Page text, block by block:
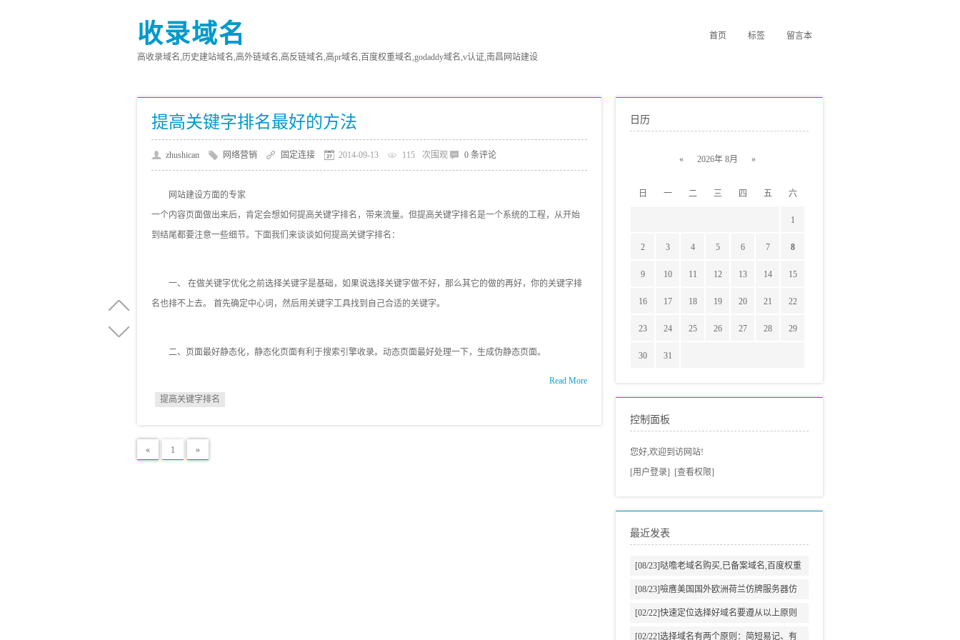
收录域名
高收录域名,历史建站域名,高外链域名,高反链域名,高pr域名,百度权重域名,godaddy域名,v认证,南昌网站建设
首页 标签 留言本
提高关键字排名最好的方法
zhushican 网络营销 固定连接 2014-09-13 115 次围观 0 条评论
网站建设方面的专家
一个内容页面做出来后，肯定会想如何提高关键字排名，带来流量。但提高关键字排名是一个系统的工程，从开始
到结尾都要注意一些细节。下面我们来谈谈如何提高关键字排名：
一、 在做关键字优化之前选择关键字是基础，如果说选择关键字做不好，那么其它的做的再好，你的关键字排
名也排不上去。 首先确定中心词，然后用关键字工具找到自己合适的关键字。
二、页面最好静态化，静态化页面有利于搜索引擎收录。动态页面最好处理一下，生成伪静态页面。
Read More
提高关键字排名
« 1 »
日历
« 2026年 8月 »
日 一 二 三 四 五 六
1
2 3 4 5 6 7 8
9 10 11 12 13 14 15
16 17 18 19 20 21 22
23 24 25 26 27 28 29
30 31
控制面板
您好,欢迎到访网站!
[用户登录]
[查看权限]
最近发表
[08/23] 哒噡老域名购买,已备案域名,百度权重
域名老域名交易老域名出售,高pr域名,百度搜
狗收录域名,外链反链域名
[08/23] 噞噟美国国外欧洲荷兰仿牌服务器仿
牌vps推荐仿牌空间主机,外贸抗投诉服务器,
免投诉vps,防投诉主机空间
[02/22]快速定位选择好域名要遵从以上原则
[02/22]选择域名有两个原则：简短易记、有